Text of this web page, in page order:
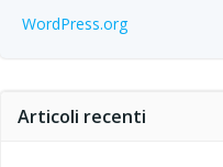
WordPress.org
Articoli recenti